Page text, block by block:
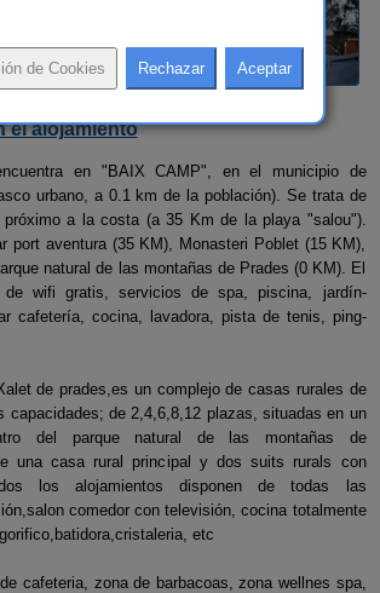
el alojamiento
en "BAIX CAMP", en el municipio de
urbano, a 0.1 km de la población). Se trata de
próximo a la costa (a 35 Km de la playa "salou").
port aventura (35 KM), Monasteri Poblet (15 KM),
natural de las montañas de Prades (0 KM). El
de wifi gratis, servicios de spa, piscina, jardí­n-
cafetería, cocina, lavadora, pista de tenis, ping-
de prades,es un complejo de casas rurales de
capacidades; de 2,4,6,8,12 plazas, situadas en un
del parque natural de las montañas de
una casa rural principal y dos suits rurals con
los alojamientos disponen de todas las
comedor con televisión, cocina totalmente
etc
cafeteria, zona de barbacoas, zona wellnes spa,